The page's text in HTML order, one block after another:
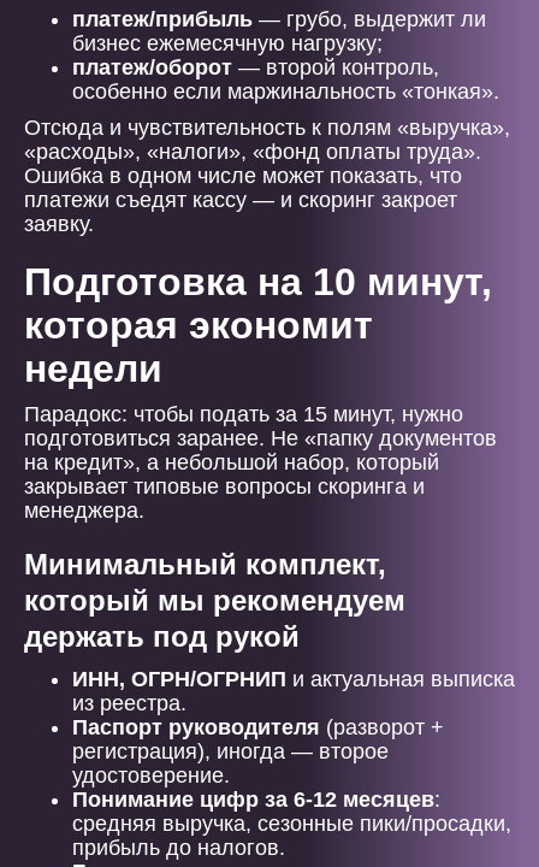
платеж/прибыль — грубо, выдержит ли
бизнес ежемесячную нагрузку;
платеж/оборот — второй контроль,
особенно если маржинальность «тонкая».
Отсюда и чувствительность к полям «выручка»,
«расходы», «налоги», «фонд оплаты труда».
Ошибка в одном числе может показать, что
платежи съедят кассу — и скоринг закроет
заявку.
Подготовка на 10 минут,
которая экономит
недели
Парадокс: чтобы подать за 15 минут, нужно
подготовиться заранее. Не «папку документов
на кредит», а небольшой набор, который
закрывает типовые вопросы скоринга и
менеджера.
Минимальный комплект,
который мы рекомендуем
держать под рукой
ИНН, ОГРН/ОГРНИП и актуальная выписка
из реестра.
Паспорт руководителя (разворот +
регистрация), иногда — второе
удостоверение.
Понимание цифр за 6-12 месяцев:
средняя выручка, сезонные пики/просадки,
прибыль до налогов.